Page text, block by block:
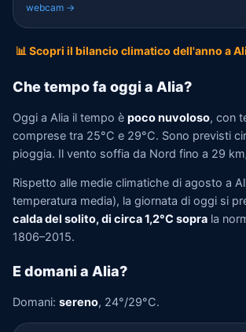
webcam →
📊 Scopri il bilancio climatico dell'anno a
Che tempo fa oggi a Alia?
Oggi a Alia il tempo è poco nuvoloso, con
comprese tra 25°C e 29°C. Sono previsti
pioggia. Il vento soffia da Nord fino a 29
Rispetto alle medie climatiche di agosto a
temperatura media), la giornata di oggi si
calda del solito, di circa 1,2°C sopra la
1806–2015.
E domani a Alia?
Domani: sereno, 24°/29°C.